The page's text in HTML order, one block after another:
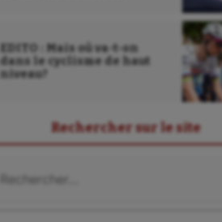
Sarbacane
Sauvetage sportif
Sport adapté
EDITO : Mais où va-t-on
dans le cyclisme de haut
niveau?
Rechercher sur le site